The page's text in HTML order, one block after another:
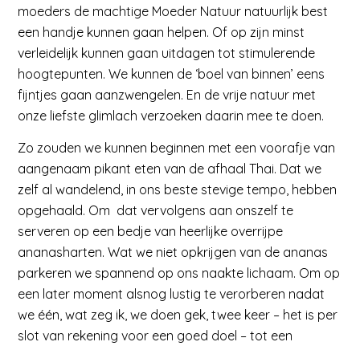
moeders de machtige Moeder Natuur natuurlijk best
een handje kunnen gaan helpen. Of op zijn minst
verleidelijk kunnen gaan uitdagen tot stimulerende
hoogtepunten. We kunnen de ‘boel van binnen’ eens
fijntjes gaan aanzwengelen. En de vrije natuur met
onze liefste glimlach verzoeken daarin mee te doen.
Zo zouden we kunnen beginnen met een voorafje van
aangenaam pikant eten van de afhaal Thai. Dat we
zelf al wandelend, in ons beste stevige tempo, hebben
opgehaald. Om dat vervolgens aan onszelf te
serveren op een bedje van heerlijke overrijpe
ananasharten. Wat we niet opkrijgen van de ananas
parkeren we spannend op ons naakte lichaam. Om op
een later moment alsnog lustig te verorberen nadat
we één, wat zeg ik, we doen gek, twee keer – het is per
slot van rekening voor een goed doel – tot een